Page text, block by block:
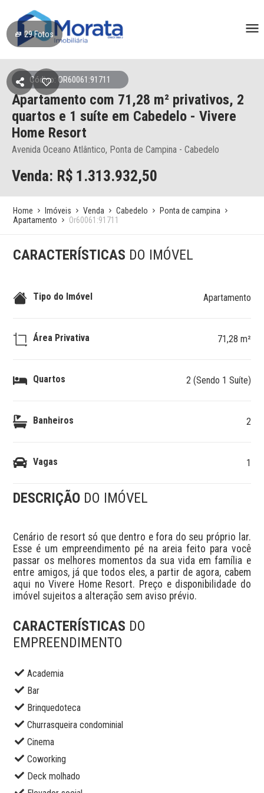
29Fotos
Código: OR60061:91711
Apartamento com 71,28 m² privativos, 2
quartos e 1 suíte em Cabedelo - Vivere
Home Resort
Avenida Oceano Atlântico, Ponta de Campina - Cabedelo
Venda: R$ 1.313.932,50
Home Imóveis Venda Cabedelo
Ponta de campina
Apartamento
Or60061:91711
CARACTERÍSTICAS DO IMÓVEL
Tipo do Imóvel Apartamento
Área Privativa 71,28 m²
Quartos 2 (Sendo 1 Suíte)
Banheiros 2
Vagas 1
DESCRIÇÃO DO IMÓVEL
Cenário de resort só que dentro e fora do seu próprio lar.
Esse é um empreendimento pé na areia feito para você
passar os melhores momentos da sua vida em família e
entre amigos, já que todos eles, a partir de agora, cabem
aqui no Vivere Home Resort. Preço e disponibilidade do
imóvel sujeitos a alteração sem aviso prévio.
CARACTERÍSTICAS DO
EMPREENDIMENTO
Academia
Bar
Brinquedoteca
Churrasqueira condominial
Cinema
Coworking
Deck molhado